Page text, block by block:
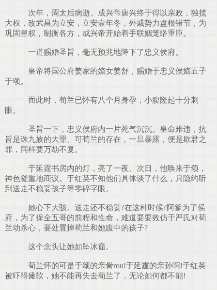
次年，周太后病逝。成兴帝唐兴终于得以亲政，独揽
大权，改武昌为立安，立安壹年冬，外戚势力盘根错节，为
巩固皇权，制衡各方，成兴帝开始着手联姻笼络重臣。
一道赐婚圣旨，毫无预兆地降下了忠义侯府。
皇帝将国公府姜家的嫡女姜舒，赐婚于忠义侯嫡五子
于颂。
而此时，荀兰已怀有八个月身孕，小腹隆起十分刺
眼。
圣旨一下，忠义侯府内一片死气沉沉。皇命难违，抗
旨是诛九族的大罪。可荀兰的存在，一旦暴露，便是欺君之
罪，同样要万劫不复。
于延霆书房内的灯，亮了一夜。次日，他唤来于颂，
神色凝重地商议。于红英不知他们具体谈了什么，只隐约听
到送走不稳妥孩子等零碎字眼。
她心下大骇。送走还不稳妥?在这种时候?阿爹为了侯
府，为了保全五哥的前程和性命，难道要要效仿于严氏对荀
兰动杀心，要处置掉荀兰和她腹中的孩子?
这个念头让她如坠冰窟。
荀兰怀的可是于颂的亲骨rou!于延霆的亲孙啊!于红英
被吓得瘫软，她不能再失去荀兰了，无论如何都不能!